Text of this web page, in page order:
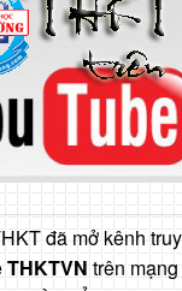
đã mở kênh
THKTVN trên mạng